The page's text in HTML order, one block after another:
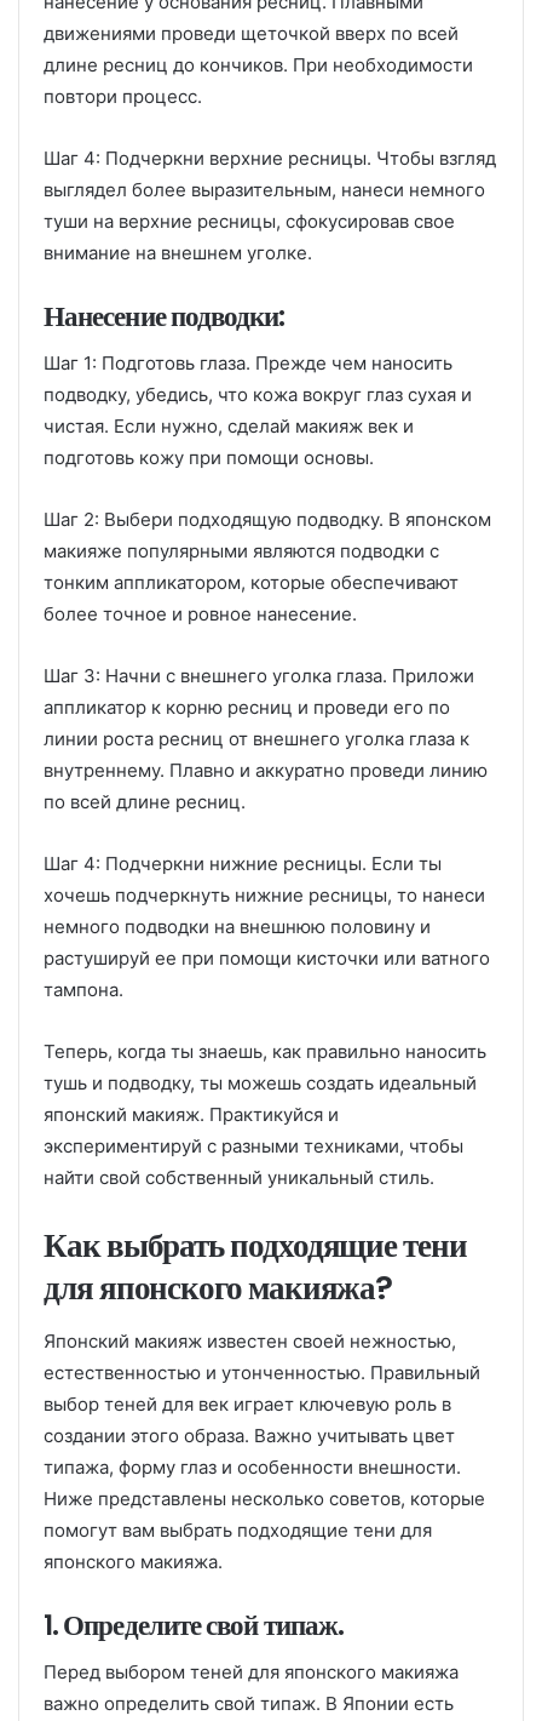
движениями проведи щеточкой вверх по всей
длине ресниц до кончиков. При необходимости
повтори процесс.
Шаг 4: Подчеркни верхние ресницы. Чтобы взгляд
выглядел более выразительным, нанеси немного
туши на верхние ресницы, сфокусировав свое
внимание на внешнем уголке.
Нанесение подводки:
Шаг 1: Подготовь глаза. Прежде чем наносить
подводку, убедись, что кожа вокруг глаз сухая и
чистая. Если нужно, сделай макияж век и
подготовь кожу при помощи основы.
Шаг 2: Выбери подходящую подводку. В японском
макияже популярными являются подводки с
тонким аппликатором, которые обеспечивают
более точное и ровное нанесение.
Шаг 3: Начни с внешнего уголка глаза. Приложи
аппликатор к корню ресниц и проведи его по
линии роста ресниц от внешнего уголка глаза к
внутреннему. Плавно и аккуратно проведи линию
по всей длине ресниц.
Шаг 4: Подчеркни нижние ресницы. Если ты
хочешь подчеркнуть нижние ресницы, то нанеси
немного подводки на внешнюю половину и
растушируй ее при помощи кисточки или ватного
тампона.
Теперь, когда ты знаешь, как правильно наносить
тушь и подводку, ты можешь создать идеальный
японский макияж. Практикуйся и
экспериментируй с разными техниками, чтобы
найти свой собственный уникальный стиль.
Как выбрать подходящие тени
для японского макияжа?
Японский макияж известен своей нежностью,
естественностью и утонченностью. Правильный
выбор теней для век играет ключевую роль в
создании этого образа. Важно учитывать цвет
типажа, форму глаз и особенности внешности.
Ниже представлены несколько советов, которые
помогут вам выбрать подходящие тени для
японского макияжа.
1. Определите свой типаж.
Перед выбором теней для японского макияжа
важно определить свой типаж. В Японии есть